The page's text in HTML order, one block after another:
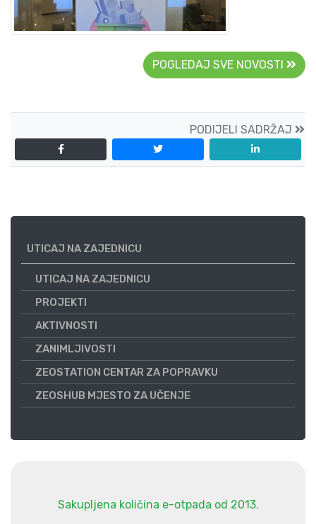
POGLEDAJ SVE NOVOSTI
PODIJELI SADRŽAJ
UTICAJ NA ZAJEDNICU
UTICAJ NA ZAJEDNICU
PROJEKTI
AKTIVNOSTI
ZANIMLJIVOSTI
ZEOSTATION CENTAR ZA POPRAVKU
ZEOSHUB MJESTO ZA UČENJE
Sakupljena količina e-otpada od 2013.